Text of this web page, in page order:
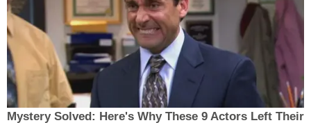
Mystery Solved: Here's Why These 9 Actors Left Their